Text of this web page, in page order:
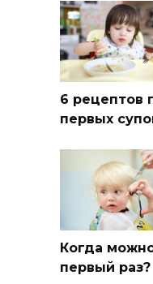
6 рецептов
первых
Когда
первый раз?